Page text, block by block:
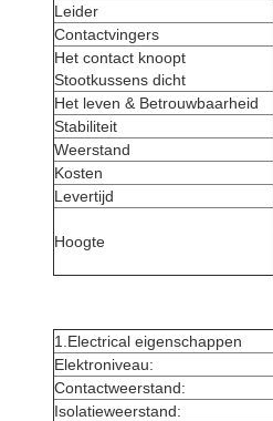
Leider
Contactvingers
Het contact knoopt
Stootkussens dicht
Het leven & Betrouwbaarheid
Stabiliteit
Weerstand
Kosten
Levertijd
Hoogte
1.Electrical eigenschappen
Elektroniveau:
Contactweerstand:
Isolatieweerstand: